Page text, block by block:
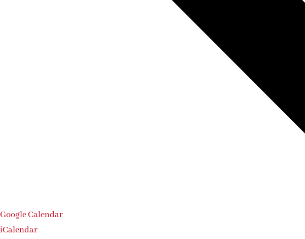
Google Calendar
iCalendar